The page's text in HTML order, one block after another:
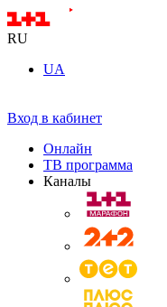
RU
UA
Вход в кабинет
Онлайн
ТВ программа
Каналы